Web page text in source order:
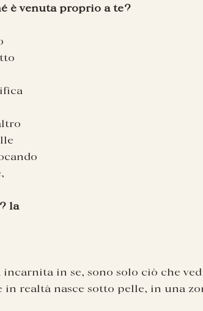
è venuta proprio a te?
la
incarnita in se, sono solo ciò che
realtà nasce sotto pelle, in una